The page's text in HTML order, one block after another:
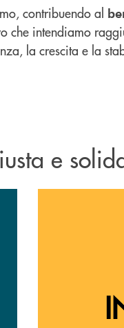
contribuendo al
che intendiamo
la crescita e la
e